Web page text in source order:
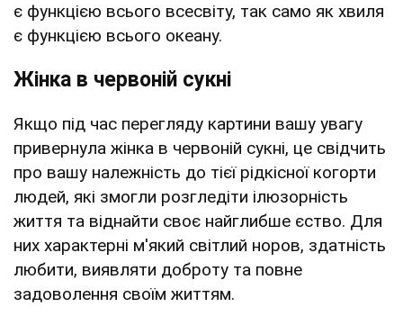
є функцією всього всесвіту, так само як хвиля
є функцією всього океану.
Жінка в червоній сукні
Якщо під час перегляду картини вашу увагу
привернула жінка в червоній сукні, це свідчить
про вашу належність до тієї рідкісної когорти
людей, які змогли розгледіти ілюзорність
життя та віднайти своє найглибше єство. Для
них характерні м'який світлий норов, здатність
любити, виявляти доброту та повне
задоволення своїм життям.